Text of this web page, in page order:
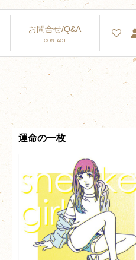
お問合せ/Q&A
運命の一枚